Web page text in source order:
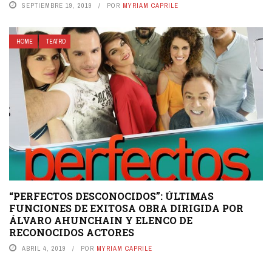
SEPTIEMBRE 19, 2019 POR MYRIAM CAPRILE
HOME TEATRO
“PERFECTOS DESCONOCIDOS”: ÚLTIMAS
FUNCIONES DE EXITOSA OBRA DIRIGIDA POR
ÁLVARO AHUNCHAIN Y ELENCO DE
RECONOCIDOS ACTORES
ABRIL 4, 2019 POR MYRIAM CAPRILE